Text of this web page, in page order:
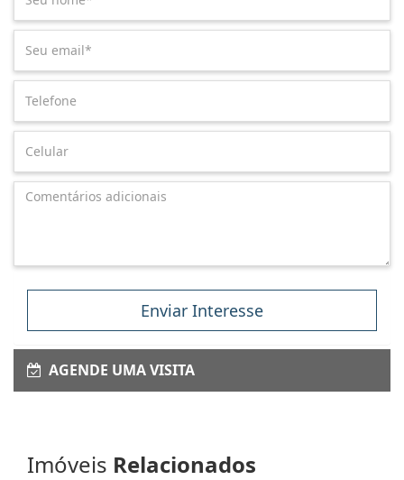
Enviar Interesse
AGENDE UMA VISITA
Imóveis Relacionados